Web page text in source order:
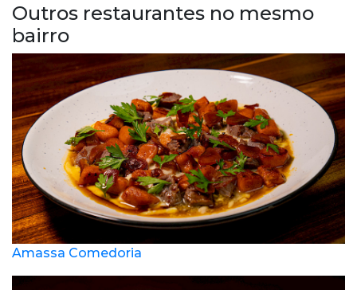
Outros restaurantes no mesmo
bairro
Amassa Comedoria